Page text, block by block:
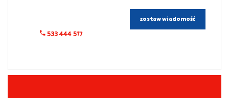
533 444 517
zostaw wiadomość